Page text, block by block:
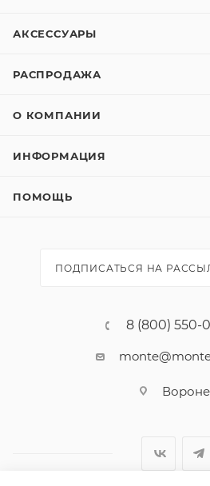
АКСЕССУАРЫ
РАСПРОДАЖА
О КОМПАНИИ
ИНФОРМАЦИЯ
ПОМОЩЬ
ПОДПИСАТЬСЯ НА
8 (800) 550-